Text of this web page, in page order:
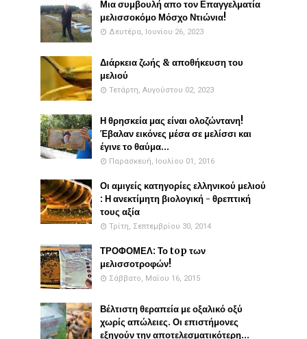
Μια συμβουλή απο τον Επαγγελματία
μελισσοκόμο Μόσχο Ντιώνια!
Δευτέρα, Ιουνίου 26, 2023
Διάρκεια ζωής & αποθήκευση του
μελιού
Τετάρτη, Αυγούστου 02, 2023
Η θρησκεία μας είναι ολοζώντανη!
Έβαλαν εικόνες μέσα σε μελίσσι και
έγινε το θαύμα...
Παρασκευή, Ιουλίου 01, 2016
Οι αμιγείς κατηγορίες ελληνικού μελιού
: Η ανεκτίμητη βιολογική - θρεπτική
τους αξία
Τρίτη, Σεπτεμβρίου 30, 2014
ΤΡΟΦΟΜΕΛ: Το top των
μελισσοτροφών!
Σάββατο, Μαΐου 16, 2015
Βέλτιστη θεραπεία με οξαλικό οξύ
χωρίς απώλειες. Οι επιστήμονες
εξηγούν την αποτελεσματικότερη...